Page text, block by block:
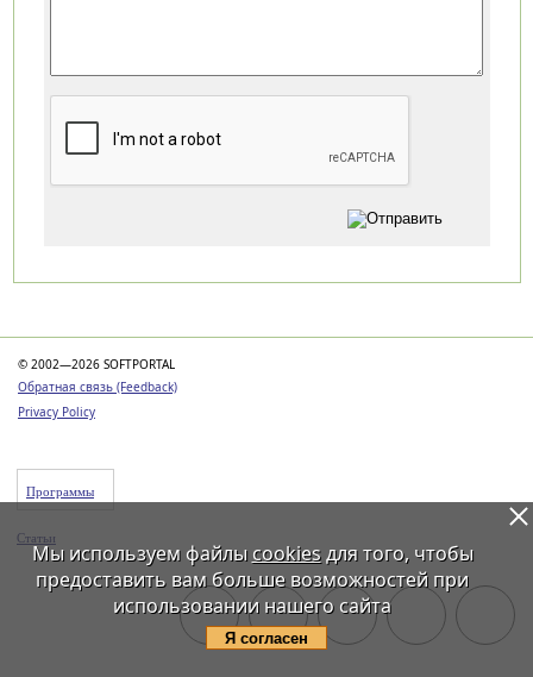
© 2002—2026 SOFTPORTAL
Обратная связь (Feedback)
Privacy Policy
Программы
Статьи
Мы используем файлы cookiesдля того, чтобы
предоставить вам больше возможностей при
использовании нашего сайта